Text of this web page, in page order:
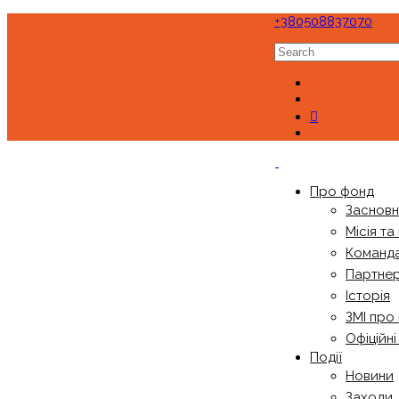
+380508837070
Про фонд
Місія та
Історія
ЗМІ про
Події
Новини